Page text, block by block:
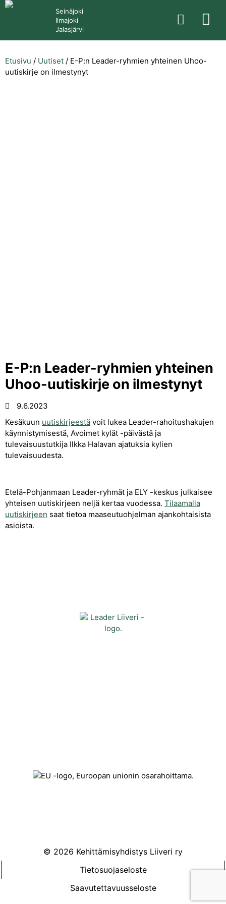
Seinäjoki
Ilmajoki
Jalasjärvi
Etusivu / Uutiset / E-P:n Leader-ryhmien yhteinen Uhoo-
uutiskirje on ilmestynyt
E-P:n Leader-ryhmien yhteinen
Uhoo-uutiskirje on ilmestynyt
9.6.2023
Kesäkuun uutiskirjeestä voit lukea Leader-rahoitushakujen
käynnistymisestä, Avoimet kylät -päivästä ja
tulevaisuustutkija Ilkka Halavan ajatuksia kylien
tulevaisuudesta.
Etelä-Pohjanmaan Leader-ryhmät ja ELY -keskus julkaisee
yhteisen uutiskirjeen neljä kertaa vuodessa. Tilaamalla
uutiskirjeen saat tietoa maaseutuohjelman ajankohtaisista
asioista.
© 2026 Kehittämisyhdistys Liiveri ry
Tietosuojaseloste
Saavutettavuusseloste